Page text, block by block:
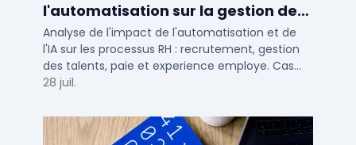
l'automatisation sur la gestion des
talents RH
Analyse de l'impact de l'automatisation et de
l'IA sur les processus RH : recrutement, gestion
des talents, paie et experience employe. Cas
concrets pour TPE, PME et ETI en 2026.
28 juil.